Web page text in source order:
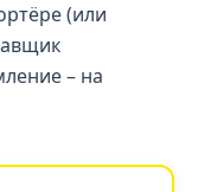
(или
– на